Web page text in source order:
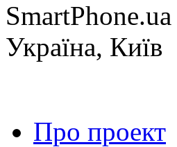
SmartPhone.ua
Україна, Київ
Про проект